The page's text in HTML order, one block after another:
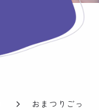
おまつりごっ